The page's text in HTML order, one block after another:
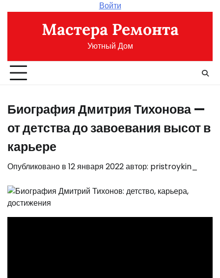
содержимому
Войти
Мастера Ремонта
Уютный Дом
Биография Дмитрия Тихонова —
от детства до завоевания высот в
карьере
Опубликовано в 12 января 2022автор: pristroykin_